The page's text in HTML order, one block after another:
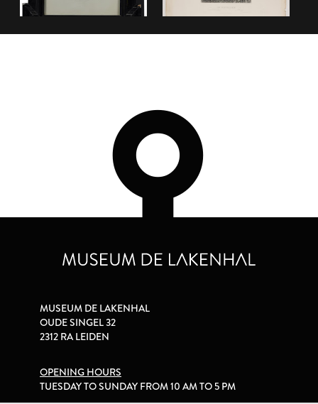
MUSEUM DE LAKENHAL
OUDE SINGEL 32
2312 RA LEIDEN
OPENING HOURS
TUESDAY TO SUNDAY FROM 10 AM TO 5 PM